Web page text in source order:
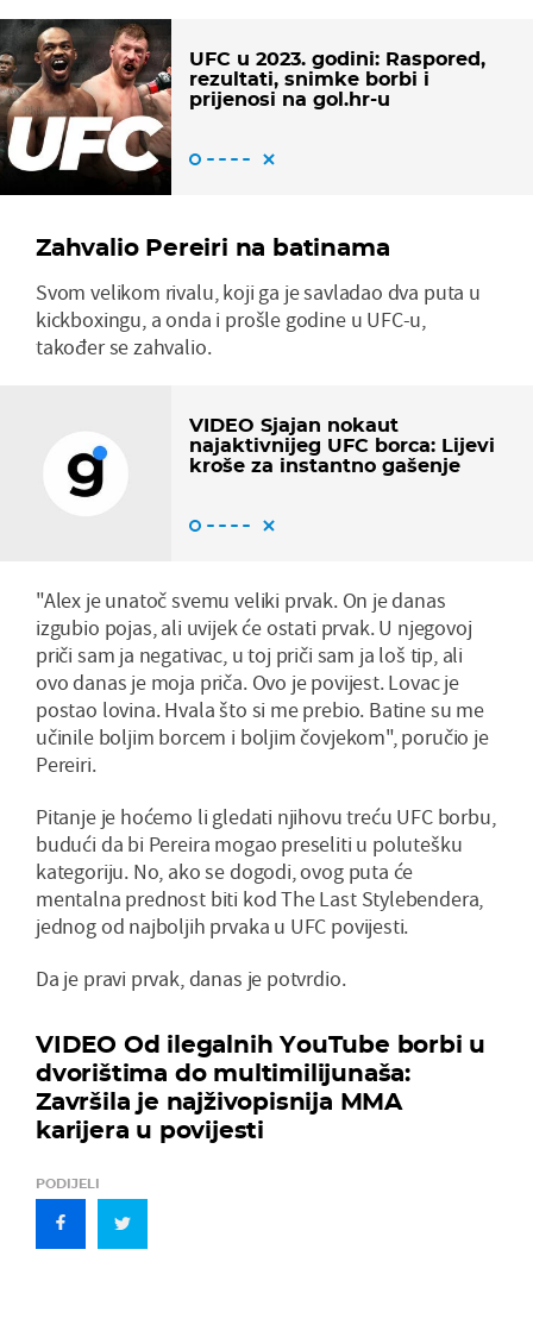
UFC u 2023. godini: Raspored,
rezultati, snimke borbi i
prijenosi na gol.hr-u
Zahvalio Pereiri na batinama
Svom velikom rivalu, koji ga je savladao dva puta u
kickboxingu, a onda i prošle godine u UFC-u,
također se zahvalio.
VIDEO Sjajan nokaut
najaktivnijeg UFC borca: Lijevi
kroše za instantno gašenje
"Alex je unatoč svemu veliki prvak. On je danas
izgubio pojas, ali uvijek će ostati prvak. U njegovoj
priči sam ja negativac, u toj priči sam ja loš tip, ali
ovo danas je moja priča. Ovo je povijest. Lovac je
postao lovina. Hvala što si me prebio. Batine su me
učinile boljim borcem i boljim čovjekom", poručio je
Pereiri.
Pitanje je hoćemo li gledati njihovu treću UFC borbu,
budući da bi Pereira mogao preseliti u polutešku
kategoriju. No, ako se dogodi, ovog puta će
mentalna prednost biti kod The Last Stylebendera,
jednog od najboljih prvaka u UFC povijesti.
Da je pravi prvak, danas je potvrdio.
VIDEO Od ilegalnih YouTube borbi u
dvorištima do multimilijunaša:
Završila je najživopisnija MMA
karijera u povijesti
PODIJELI